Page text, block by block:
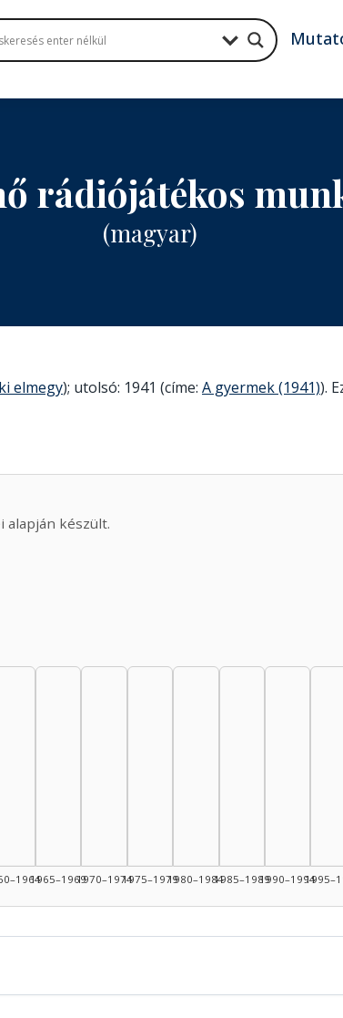
rádiójátékos
(magyar)
elmegy); utolsó: 1941 (címe: A gyermek (1941)).
alapján készült.
1965–19691970–19741975–19791980–19841985–19891990–1994